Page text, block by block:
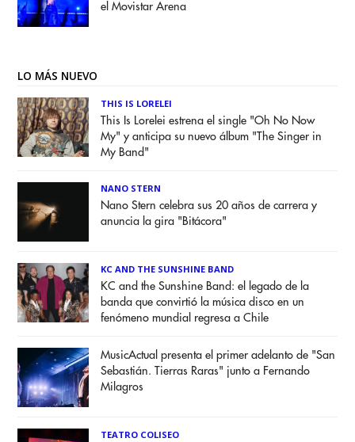
el Movistar Arena
LO MÁS NUEVO
THIS IS LORELEI
This Is Lorelei estrena el single "Oh No Now
My" y anticipa su nuevo álbum "The Singer in
My Band"
NANO STERN
Nano Stern celebra sus 20 años de carrera y
anuncia la gira "Bitácora"
KC AND THE SUNSHINE BAND
KC and the Sunshine Band: el legado de la
banda que convirtió la música disco en un
fenómeno mundial regresa a Chile
MusicActual presenta el primer adelanto de "San
Sebastián. Tierras Raras" junto a Fernando
Milagros
TEATRO COLISEO